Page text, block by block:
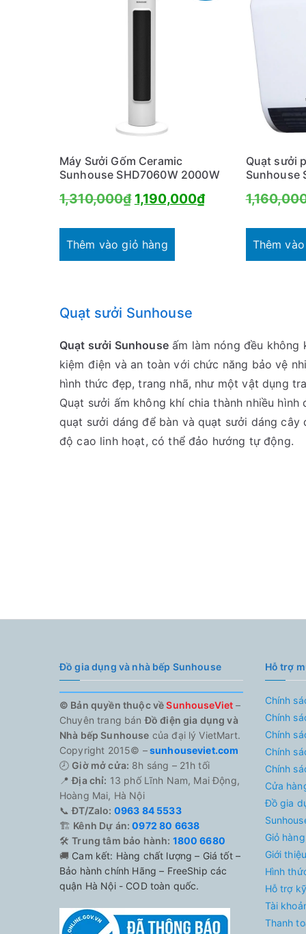
Máy Sưởi Gốm Ceramic
Sunhouse SHD7060W 2000W
1,310,000₫ Giá
là:
1,190,000₫Giá
Thêm vào giỏ hàng
Quạt sưởi
Sunhouse
Thêm
Quạt sưởi Sunhouse
Quạt sưởi Sunhouseấm làm nóng đều không
kiệm điện và an toàn với chức năng bảo vệ
hình thức đẹp, trang nhã, như một vật dụng
Quạt sưởi ấm không khí chia thành nhiều
quạt sưởi dáng để bàn và quạt sưởi dáng
độ cao linh hoạt, có thể đảo hướng tự động.
Đồ gia dụng và nhà bếp Sunhouse
© Bản quyền thuộc vềSunhouseViet –
Chuyên trang bánĐồ điện gia dụng và
Nhà bếp Sunhouse của đại lý VietMart.
Copyright 2015© –sunhouseviet.com
🕗Giờ mở cửa: 8h sáng – 21h tối
📍Địa chỉ: 13 phố Lĩnh Nam, Mai Động,
Hoàng Mai, Hà Nội
📞ĐT/Zalo: 0963 84 5533
🏗️ Kênh Dự án: 0972 80 6638
🛠️Trung tâm bảo hành: 1800 6680
🚚 Cam kết: Hàng chất lượng – Giá tốt –
Bảo hành chính Hãng – FreeShip các
quận Hà Nội - COD toàn quốc.
Hỗ trợ
Chính
Chính
Chính
Chính
Chính
Cửa
Đồ gia
Giỏ hàng
Giới
Hình
Hỗ trợ
Tài
Thanh